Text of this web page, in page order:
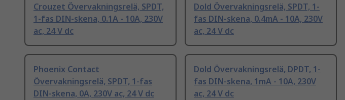
Crouzet Övervakningsrelä, SPDT,
1-fas DIN-skena, 0.1A - 10A, 230V
ac, 24 V dc
Dold Övervakningsrelä, SPDT, 1-
fas DIN-skena, 0.4mA - 10A, 230V
ac, 24 V dc
Phoenix Contact
Övervakningsrelä, SPDT, 1-fas
DIN-skena, 0A, 230V ac, 24 V dc
Dold Övervakningsrelä, DPDT, 1-
fas DIN-skena, 1mA - 10A, 230V
ac, 24 V dc